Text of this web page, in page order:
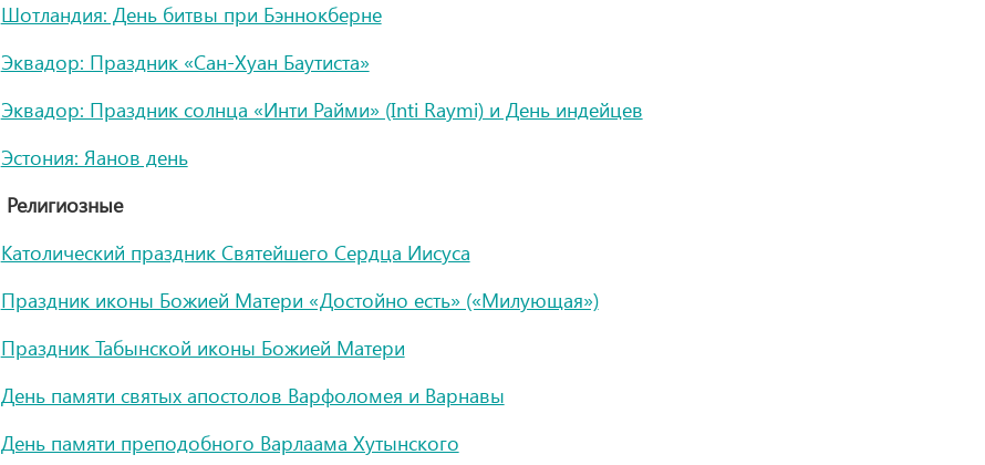
Шотландия: День битвы при Бэннокберне
Эквадор: Праздник «Сан-Хуан Баутиста»
Эквадор: Праздник солнца «Инти Райми» (Inti Raymi) и День индейцев
Эстония: Яанов день
Религиозные
Католический праздник Святейшего Сердца Иисуса
Праздник иконы Божией Матери «Достойно есть» («Милующая»)
Праздник Табынской иконы Божией Матери
День памяти святых апостолов Варфоломея и Варнавы
День памяти преподобного Варлаама Хутынского